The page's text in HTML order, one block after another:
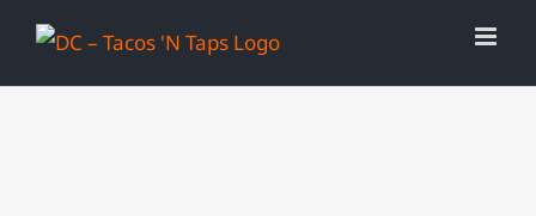
Skip
content